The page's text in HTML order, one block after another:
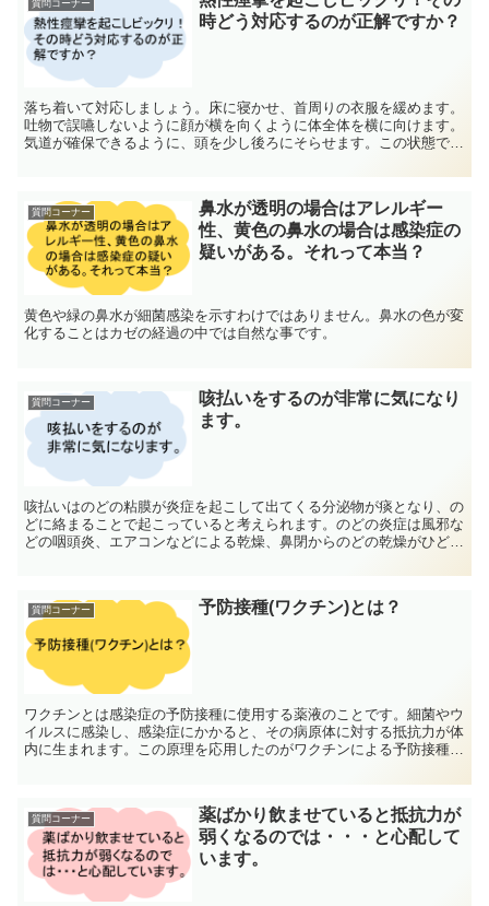
質問コーナー
時どう対応するのが正解ですか？
落ち着いて対応しましょう。床に寝かせ、首周りの衣服を緩めます。
吐物で誤嚥しないように顔が横を向くように体全体を横に向けます。
気道が確保できるように、頭を少し後ろにそらせます。この状態で5
質問コーナー
鼻水が透明の場合はアレルギー
性、黄色の鼻水の場合は感染症の
疑いがある。それって本当？
黄色や緑の鼻水が細菌感染を示すわけではありません。鼻水の色が変
化することはカゼの経過の中では自然な事です。
質問コーナー
咳払いをするのが非常に気になり
ます。
咳払いはのどの粘膜が炎症を起こして出てくる分泌物が痰となり、の
どに絡まることで起こっていると考えられます。のどの炎症は風邪な
どの咽頭炎、エアコンなどによる乾燥、鼻閉からのどの乾燥がひどく
質問コーナー 予防接種(ワクチン)とは？
ワクチンとは感染症の予防接種に使用する薬液のことです。細菌やウ
イルスに感染し、感染症にかかると、その病原体に対する抵抗力が体
内に生まれます。この原理を応用したのがワクチンによる予防接種で
質問コーナー
薬ばかり飲ませていると抵抗力が
弱くなるのでは・・・と心配して
います。